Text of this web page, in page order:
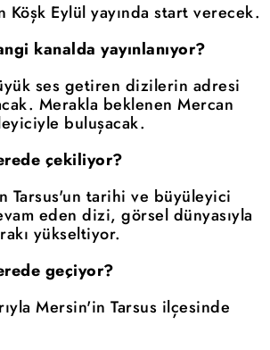
Köşk Eylül yayında start verecek.
kanalda yayınlanıyor?
ses getiren dizilerin adresi
Merakla beklenen Mercan
buluşacak.
çekiliyor?
Tarsus'un tarihi ve büyüleyici
eden dizi, görsel dünyasıyla
yükseltiyor.
geçiyor?
Mersin'in Tarsus ilçesinde